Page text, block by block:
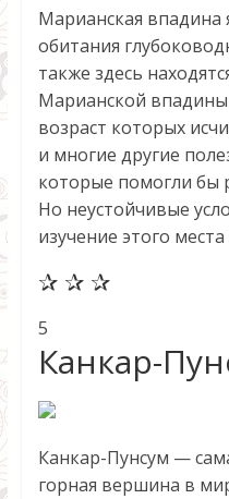
Марианская впадина
обитания
также здесь
Марианской
возраст которых
и многие другие
которые помогли бы
Но неустойчивые
изучение этого
✰ ✰ ✰
5
Канкар-
Канкар-Пунсум —
горная вершина в